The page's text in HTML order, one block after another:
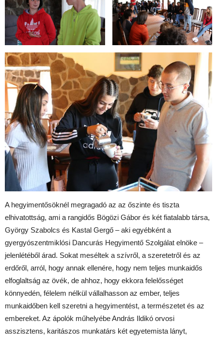
A hegyimentősöknél megragadó az az őszinte és tiszta
elhivatottság, ami a rangidős Bögözi Gábor és két fiatalabb társa,
György Szabolcs és Kastal Gergő – aki egyébként a
gyergyószentmiklósi Dancurás Hegyimentő Szolgálat elnöke –
jelenlétéből árad. Sokat meséltek a szívről, a szeretetről és az
erdőről, arról, hogy annak ellenére, hogy nem teljes munkaidős
elfoglaltság az övék, de ahhoz, hogy ekkora felelősséget
könnyedén, félelem nélkül vállalhasson az ember, teljes
munkaidőben kell szeretni a hegyimentést, a természetet és az
embereket. Az ápolók műhelyébe András Ildikó orvosi
asszisztens, karitászos munkatárs két egyetemista lányt,